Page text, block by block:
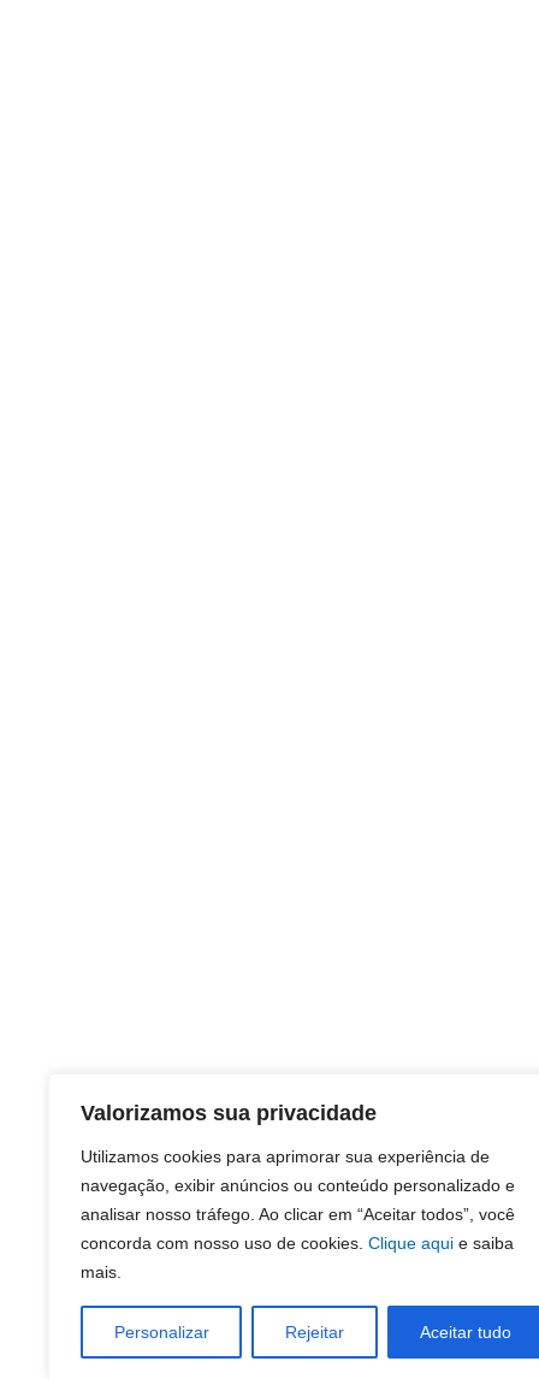
Valorizamos sua privacidade
Utilizamos cookies para aprimorar sua experiência de
navegação, exibir anúncios ou conteúdo personalizado e
analisar nosso tráfego. Ao clicar em “Aceitar todos”, você
concorda com nosso uso de cookies. Clique aqui e saiba
mais.
Personalizar Rejeitar Aceitar tudo